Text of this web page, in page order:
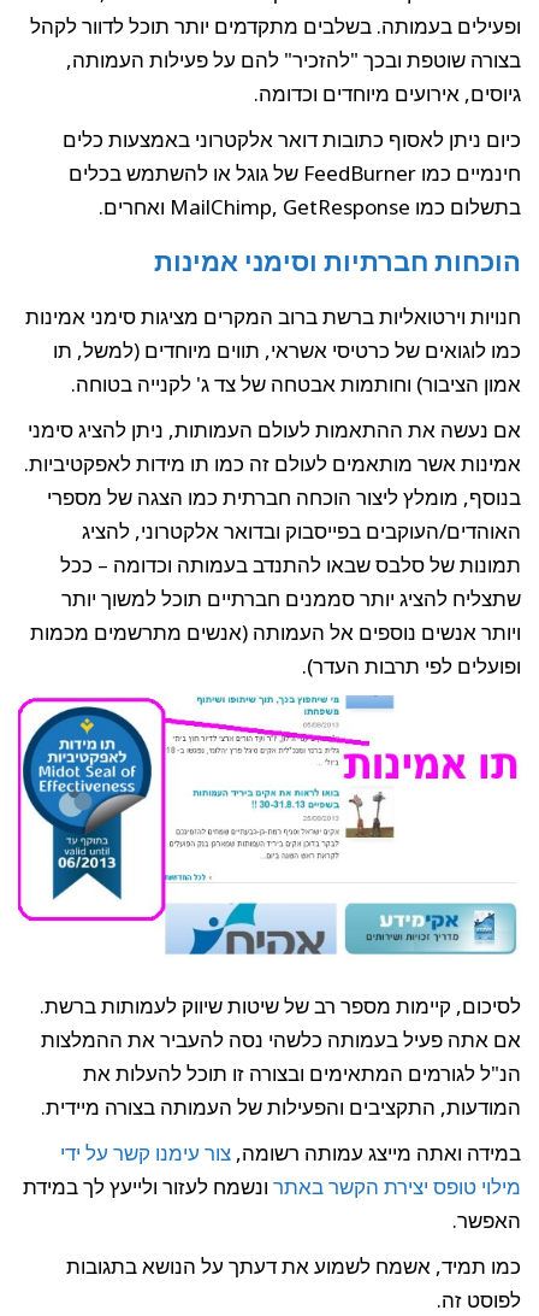
ופעילים בעמותה. בשלבים מתקדמים יותר תוכל לדוור לקהל
בצורה שוטפת ובכך "להזכיר" להם על פעילות העמותה,
גיוסים, אירועים מיוחדים וכדומה.
כיום ניתן לאסוף כתובות דואר אלקטרוני באמצעות כלים
חינמיים כמו FeedBurner של גוגל או להשתמש בכלים
בתשלום כמו MailChimp, GetResponse ואחרים.
הוכחות חברתיות וסימני אמינות
חנויות וירטואליות ברשת ברוב המקרים מציגות סימני אמינות
כמו לוגואים של כרטיסי אשראי, תווים מיוחדים (למשל, תו
אמון הציבור) וחותמות אבטחה של צד ג' לקנייה בטוחה.
אם נעשה את ההתאמות לעולם העמותות, ניתן להציג סימני
אמינות אשר מותאמים לעולם זה כמו תו מידות לאפקטיביות.
בנוסף, מומלץ ליצור הוכחה חברתית כמו הצגה של מספרי
האוהדים/העוקבים בפייסבוק ובדואר אלקטרוני, להציג
תמונות של סלבס שבאו להתנדב בעמותה וכדומה – ככל
שתצליח להציג יותר סממנים חברתיים תוכל למשוך יותר
ויותר אנשים נוספים אל העמותה (אנשים מתרשמים מכמות
ופועלים לפי תרבות העדר).
לסיכום, קיימות מספר רב של שיטות שיווק לעמותות ברשת.
אם אתה פעיל בעמותה כלשהי נסה להעביר את ההמלצות
הנ"ל לגורמים המתאימים ובצורה זו תוכל להעלות את
המודעות, התקציבים והפעילות של העמותה בצורה מיידית.
במידה ואתה מייצג עמותה רשומה, צור עימנו קשר על ידי
מילוי טופס יצירת הקשר באתר ונשמח לעזור ולייעץ לך במידת
האפשר.
כמו תמיד, אשמח לשמוע את דעתך על הנושא בתגובות
לפוסט זה.